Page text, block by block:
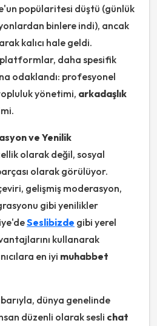
popülaritesi düştü (günlük
binlere indi), ancak
kalıcı hale geldi.
daha spesifik
odaklandı: profesyonel
yönetimi, arkadaşlık
ve Yenilik
olarak değil, sosyal
olarak görülüyor.
gelişmiş moderasyon,
gibi yenilikler
Seslibizde gibi yerel
kullanarak
en iyi muhabbet
dünya genelinde
düzenli olarak sesli chat